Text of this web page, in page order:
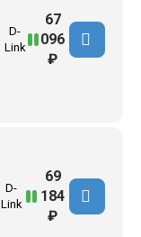
D-
Link
67
096
₽
D-
Link
69
184
₽